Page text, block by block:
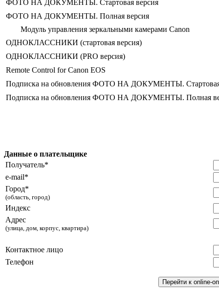
ФОТО НА ДОКУМЕНТЫ. Стартовая версия
ФОТО НА ДОКУМЕНТЫ. Полная версия
Модуль управления зеркальными камерами Canon
ОДНОКЛАССНИКИ (стартовая версия)
ОДНОКЛАССНИКИ (PRO версия)
Remote Control for Canon EOS
Подписка на обновления ФОТО НА ДОКУМЕНТЫ. Стартовая
Подписка на обновления ФОТО НА ДОКУМЕНТЫ. Полная
Данные о плательщике
Получатель*
e-mail*
Город*
(область, город)
Индекс
Адрес
(улица, дом, корпус, квартира)
Контактное лицо
Телефон